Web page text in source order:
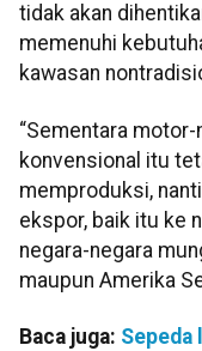
tidak akan
memenuhi
kawasan
“Sementara
konvensional itu
memproduksi,
ekspor, baik itu ke
negara-negara
maupun Amerika
Baca juga: